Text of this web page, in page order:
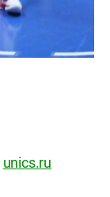
unics.ru